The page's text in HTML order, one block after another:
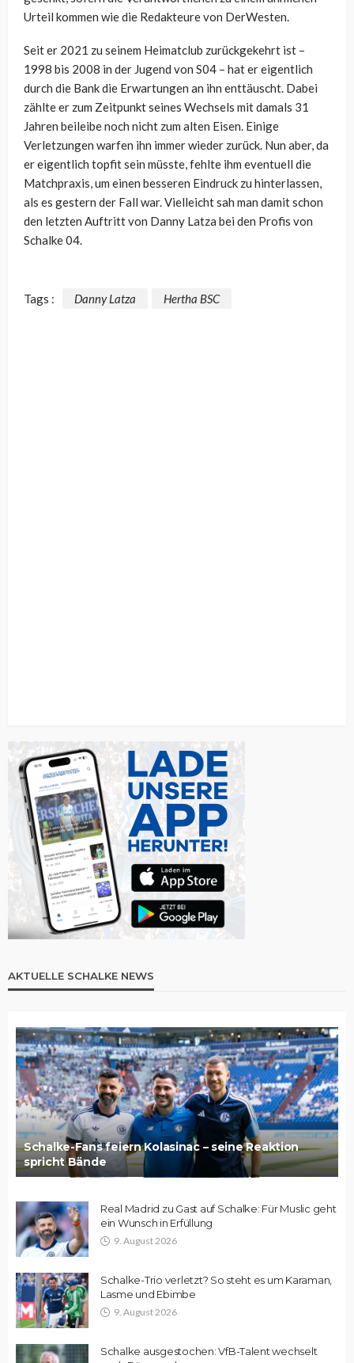
Urteil kommen wie die Redakteure von DerWesten.
Seit er 2021 zu seinem Heimatclub zurückgekehrt ist –
1998 bis 2008 in der Jugend von S04 – hat er eigentlich
durch die Bank die Erwartungen an ihn enttäuscht. Dabei
zählte er zum Zeitpunkt seines Wechsels mit damals 31
Jahren beileibe noch nicht zum alten Eisen. Einige
Verletzungen warfen ihn immer wieder zurück. Nun aber, da
er eigentlich topfit sein müsste, fehlte ihm eventuell die
Matchpraxis, um einen besseren Eindruck zu hinterlassen,
als es gestern der Fall war. Vielleicht sah man damit schon
den letzten Auftritt von Danny Latza bei den Profis von
Schalke 04.
Tags : Danny Latza Hertha BSC
AKTUELLE SCHALKE NEWS
Schalke-Fans feiern Kolasinac – seine Reaktion
spricht Bände
Real Madrid zu Gast auf Schalke: Für Muslic geht
ein Wunsch in Erfüllung
9. August 2026
Schalke-Trio verletzt? So steht es um Karaman,
Lasme und Ebimbe
9. August 2026
Schalke ausgestochen: VfB-Talent wechselt